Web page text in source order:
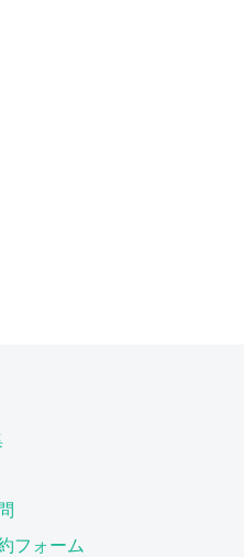
フォーム